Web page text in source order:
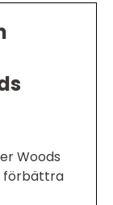
Woods
förbättra